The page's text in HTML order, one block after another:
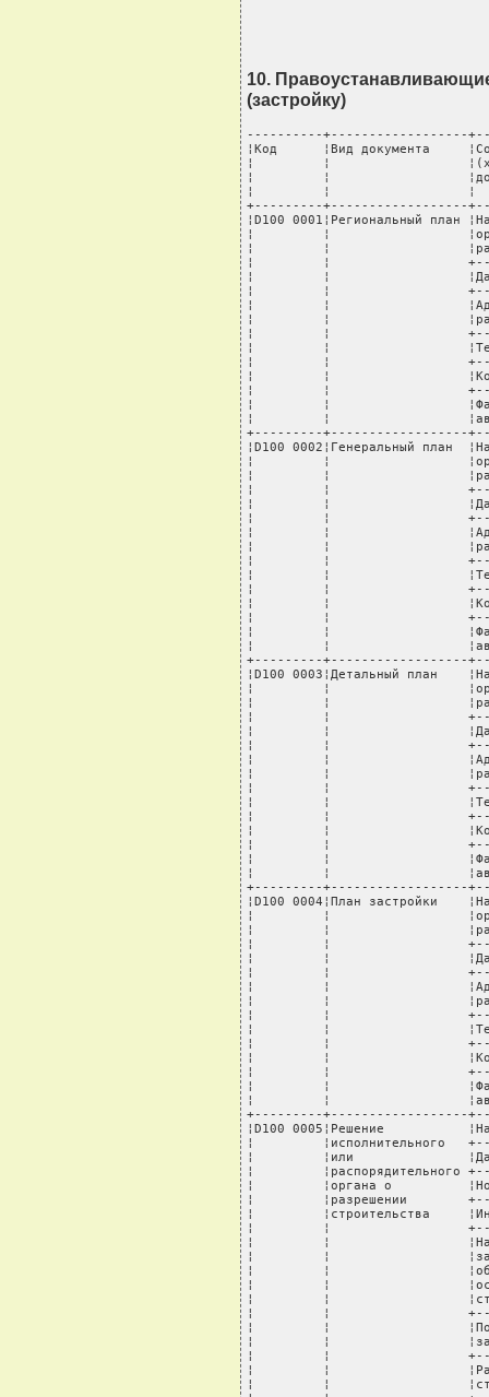
10.
(застройку)
----------+------------------+-----------------------+------T--
¦Код      ¦Вид документа     ¦Состав данных          ¦Код   ¦Приме-¦
¦         ¦                  ¦(характеристик)        ¦харак-¦чание ¦
¦         ¦                  ¦документа              ¦терис-¦      ¦
¦         ¦                  ¦                       ¦тики  ¦      ¦
+---------+------------------+-----------------------+------+------+
¦D100 0001¦Региональный план ¦Наименование           ¦  1001¦      ¦
¦         ¦                  ¦организации-           ¦      ¦      ¦
¦         ¦                  ¦разработчика           ¦      ¦      ¦
¦         ¦                  +-----------------------+------+------+
¦         ¦                  ¦Дата утверждения       ¦  1002¦      ¦
¦         ¦                  +-----------------------+------+------+
¦         ¦                  ¦Адрес организации-     ¦  1003¦      ¦
¦         ¦                  ¦разработчика           ¦      ¦      ¦
¦         ¦                  +-----------------------+------+------+
¦         ¦                  ¦Телефон / факс         ¦  1004¦      ¦
¦         ¦                  +-----------------------+------+------+
¦         ¦                  ¦Код ОКПО               ¦  1005¦      ¦
¦         ¦                  +-----------------------+------+------+
¦         ¦                  ¦Фамилия, имя, отчество ¦  1006¦      ¦
¦         ¦                  ¦автора проекта         ¦      ¦      ¦
+---------+------------------+-----------------------+------+------+
¦D100 0002¦Генеральный план  ¦Наименование           ¦  1001¦      ¦
¦         ¦                  ¦организации-           ¦      ¦      ¦
¦         ¦                  ¦разработчика           ¦      ¦      ¦
¦         ¦                  +-----------------------+------+------+
¦         ¦                  ¦Дата утверждения       ¦  1002¦      ¦
¦         ¦                  +-----------------------+------+------+
¦         ¦                  ¦Адрес организации-     ¦  1003¦      ¦
¦         ¦                  ¦разработчика           ¦      ¦      ¦
¦         ¦                  +-----------------------+------+------+
¦         ¦                  ¦Телефон / факс         ¦  1004¦      ¦
¦         ¦                  +-----------------------+------+------+
¦         ¦                  ¦Код ОКПО               ¦  1005¦      ¦
¦         ¦                  +-----------------------+------+------+
¦         ¦                  ¦Фамилия, имя, отчество ¦  1006¦      ¦
¦         ¦                  ¦автора проекта         ¦      ¦      ¦
+---------+------------------+-----------------------+------+------+
¦D100 0003¦Детальный план    ¦Наименование           ¦  1001¦      ¦
¦         ¦                  ¦организации-           ¦      ¦      ¦
¦         ¦                  ¦разработчика           ¦      ¦      ¦
¦         ¦                  +-----------------------+------+------+
¦         ¦                  ¦Дата утверждения       ¦  1002¦      ¦
¦         ¦                  +-----------------------+------+------+
¦         ¦                  ¦Адрес организации-     ¦  1003¦      ¦
¦         ¦                  ¦разработчика           ¦      ¦      ¦
¦         ¦                  +-----------------------+------+------+
¦         ¦                  ¦Телефон / факс         ¦  1004¦      ¦
¦         ¦                  +-----------------------+------+------+
¦         ¦                  ¦Код ОКПО               ¦  1005¦      ¦
¦         ¦                  +-----------------------+------+------+
¦         ¦                  ¦Фамилия, имя, отчество ¦  1006¦      ¦
¦         ¦                  ¦автора проекта         ¦      ¦      ¦
+---------+------------------+-----------------------+------+------+
¦D100 0004¦План застройки    ¦Наименование           ¦  1001¦      ¦
¦         ¦                  ¦организации-           ¦      ¦      ¦
¦         ¦                  ¦разработчика           ¦      ¦      ¦
¦         ¦                  +-----------------------+------+------+
¦         ¦                  ¦Дата утверждения       ¦  1002¦      ¦
¦         ¦                  +-----------------------+------+------+
¦         ¦                  ¦Адрес организации-     ¦  1003¦      ¦
¦         ¦                  ¦разработчика           ¦      ¦      ¦
¦         ¦                  +-----------------------+------+------+
¦         ¦                  ¦Телефон / факс         ¦  1004¦      ¦
¦         ¦                  +-----------------------+------+------+
¦         ¦                  ¦Код ОКПО               ¦  1005¦      ¦
¦         ¦                  +-----------------------+------+------+
¦         ¦                  ¦Фамилия, имя, отчество ¦  1006¦      ¦
¦         ¦                  ¦автора проекта         ¦      ¦      ¦
+---------+------------------+-----------------------+------+------+
¦D100 0005¦Решение           ¦Наименование органа    ¦  1007¦      ¦
¦         ¦исполнительного